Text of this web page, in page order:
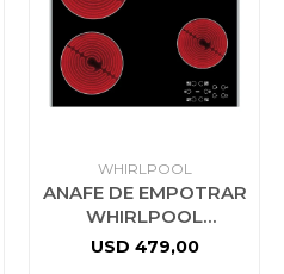
WHIRLPOOL
ANAFE DE EMPOTRAR
WHIRLPOOL
VITROCERAMICA 4
USD 479,00